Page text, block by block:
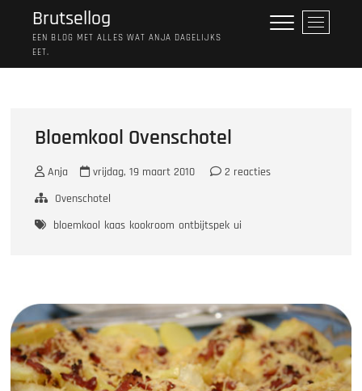
Brutsellog
EEN BLOG MET ALLES WAT ANJA DAGELIJKS
EET.
M
e
Bloemkool Ovenschotel
Anja vrijdag, 19 maart 2010
2 reacties
Ovenschotel
bloemkool kaas kookroom ontbijtspek ui